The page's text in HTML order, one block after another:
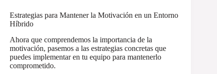
Estrategias para Mantener la Motivación en un Entorno
Híbrido
Ahora que comprendemos la importancia de la
motivación, pasemos a las estrategias concretas que
puedes implementar en tu equipo para mantenerlo
comprometido.